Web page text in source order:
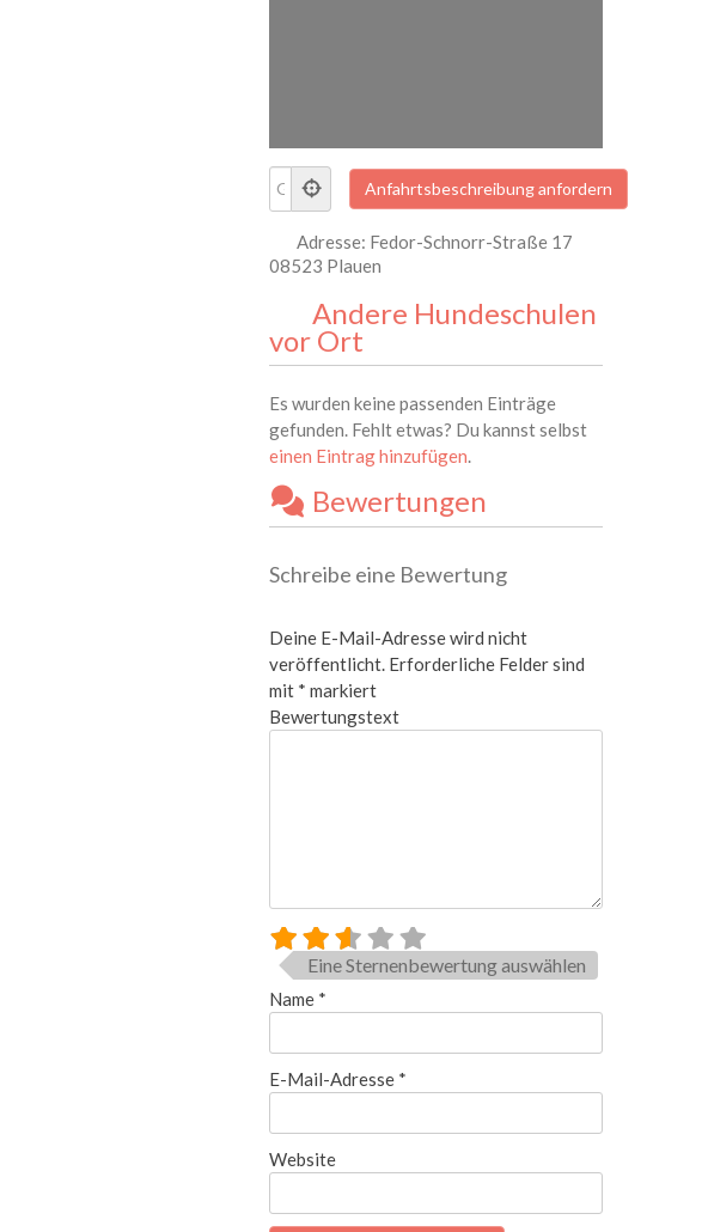
Adresse: Fedor-Schnorr-Straße 17
08523 Plauen
Andere Hundeschulen
vor Ort
Es wurden keine passenden Einträge
gefunden. Fehlt etwas? Du kannst selbst
einen Eintrag hinzufügen.
Bewertungen
Schreibe eine Bewertung
Deine E-Mail-Adresse wird nicht
veröffentlicht. Erforderliche Felder sind
mit * markiert
Bewertungstext
Eine Sternenbewertung auswählen
Name *
E-Mail-Adresse *
Website